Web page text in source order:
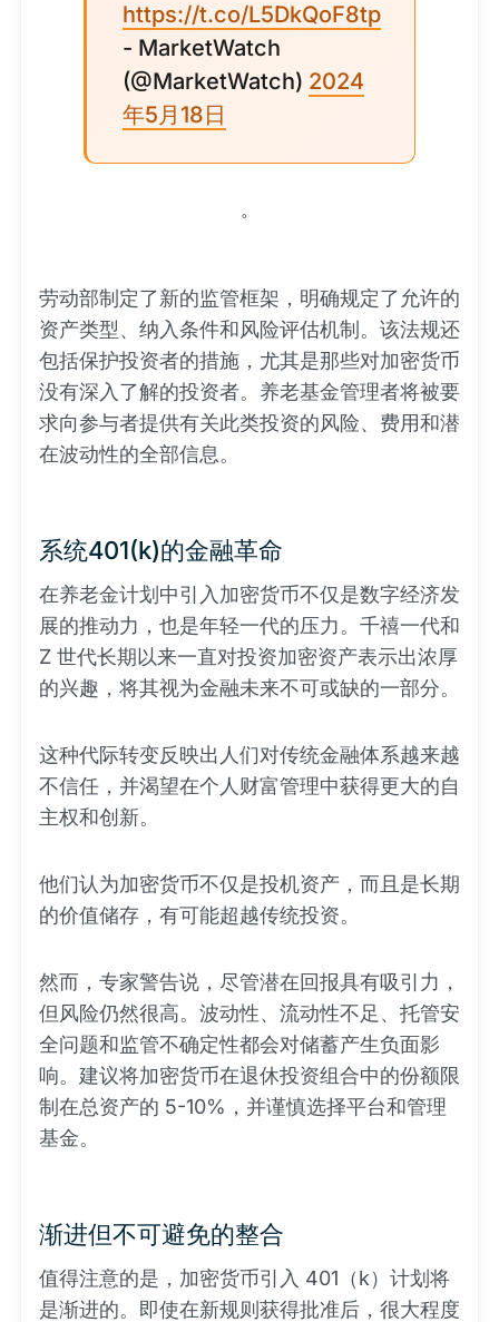
https://t.co/L5DkQoF8tp
- MarketWatch
(@MarketWatch) 2024
年5月18日
。
劳动部制定了新的监管框架，明确规定了允许的
资产类型、纳入条件和风险评估机制。该法规还
包括保护投资者的措施，尤其是那些对加密货币
没有深入了解的投资者。养老基金管理者将被要
求向参与者提供有关此类投资的风险、费用和潜
在波动性的全部信息。
系统401(k)的金融革命
在养老金计划中引入加密货币不仅是数字经济发
展的推动力，也是年轻一代的压力。千禧一代和
Z 世代长期以来一直对投资加密资产表示出浓厚
的兴趣，将其视为金融未来不可或缺的一部分。
这种代际转变反映出人们对传统金融体系越来越
不信任，并渴望在个人财富管理中获得更大的自
主权和创新。
他们认为加密货币不仅是投机资产，而且是长期
的价值储存，有可能超越传统投资。
然而，专家警告说，尽管潜在回报具有吸引力，
但风险仍然很高。波动性、流动性不足、托管安
全问题和监管不确定性都会对储蓄产生负面影
响。建议将加密货币在退休投资组合中的份额限
制在总资产的 5-10%，并谨慎选择平台和管理
基金。
渐进但不可避免的整合
值得注意的是，加密货币引入 401（k）计划将
是渐进的。即使在新规则获得批准后，很大程度